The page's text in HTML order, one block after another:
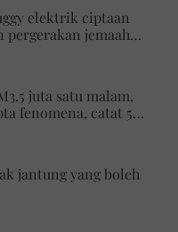
elektrik ciptaan
jemaah
juta satu malam,
fenomena, catat 5
jantung yang boleh